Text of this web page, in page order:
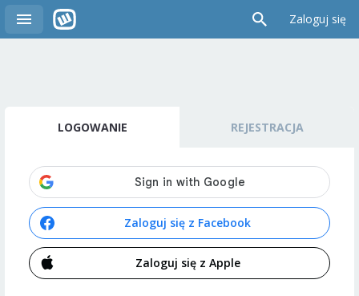
Zaloguj się
LOGOWANIE REJESTRACJA
Zaloguj się z Facebook
Zaloguj się z Apple